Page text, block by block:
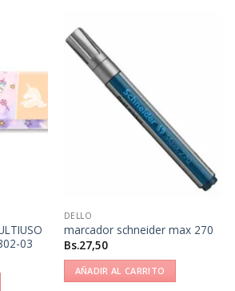
03
DELLO
marcador schneider max 270
Bs.27,50
AÑADIR AL CARRITO